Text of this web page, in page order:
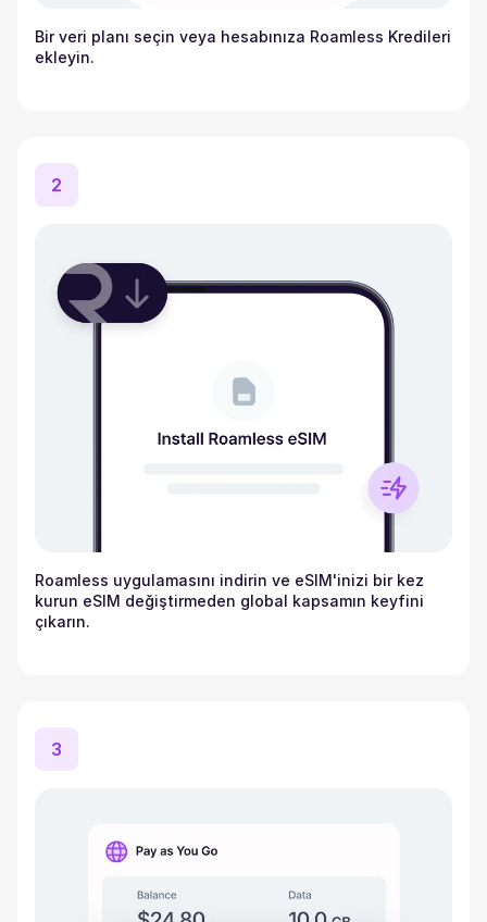
Bir veri planı seçin veya hesabınıza Roamless Kredileri
ekleyin.
2
Roamless uygulamasını indirin ve eSIM'inizi bir kez
kurun eSIM değiştirmeden global kapsamın keyfini
çıkarın.
3